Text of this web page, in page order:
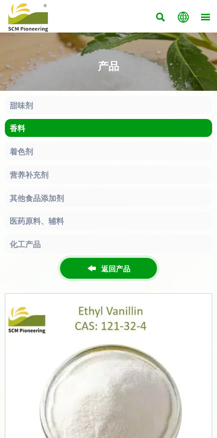
  
产品
甜味剂
香料
着色剂
营养补充剂
其他食品添加剂
医药原料、辅料
化工产品
 返回产品